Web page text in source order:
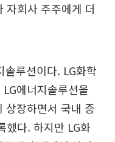
자회사 주주에게 더
솔루션이다. LG화학
에너지솔루션을
상장하면서 국내 증
했다. 하지만 LG화